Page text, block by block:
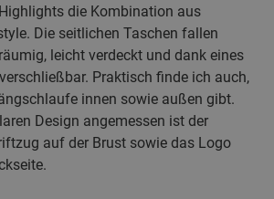
die Kombination aus
Die seitlichen Taschen fallen
leicht verdeckt und dank eines
Praktisch finde ich auch,
innen sowie außen gibt.
Design angemessen ist der
auf der Brust sowie das Logo